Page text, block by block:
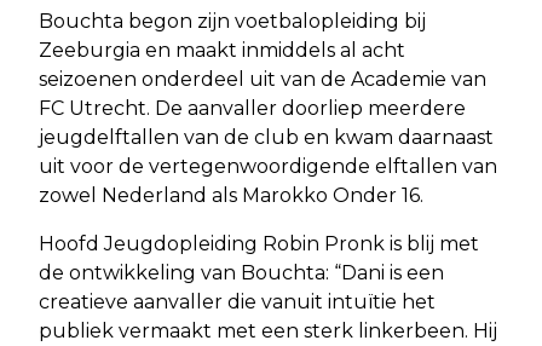
Bouchta begon zijn voetbalopleiding bij
Zeeburgia en maakt inmiddels al acht
seizoenen onderdeel uit van de Academie van
FC Utrecht. De aanvaller doorliep meerdere
jeugdelftallen van de club en kwam daarnaast
uit voor de vertegenwoordigende elftallen van
zowel Nederland als Marokko Onder 16.
Hoofd Jeugdopleiding Robin Pronk is blij met
de ontwikkeling van Bouchta: “Dani is een
creatieve aanvaller die vanuit intuïtie het
publiek vermaakt met een sterk linkerbeen. Hij